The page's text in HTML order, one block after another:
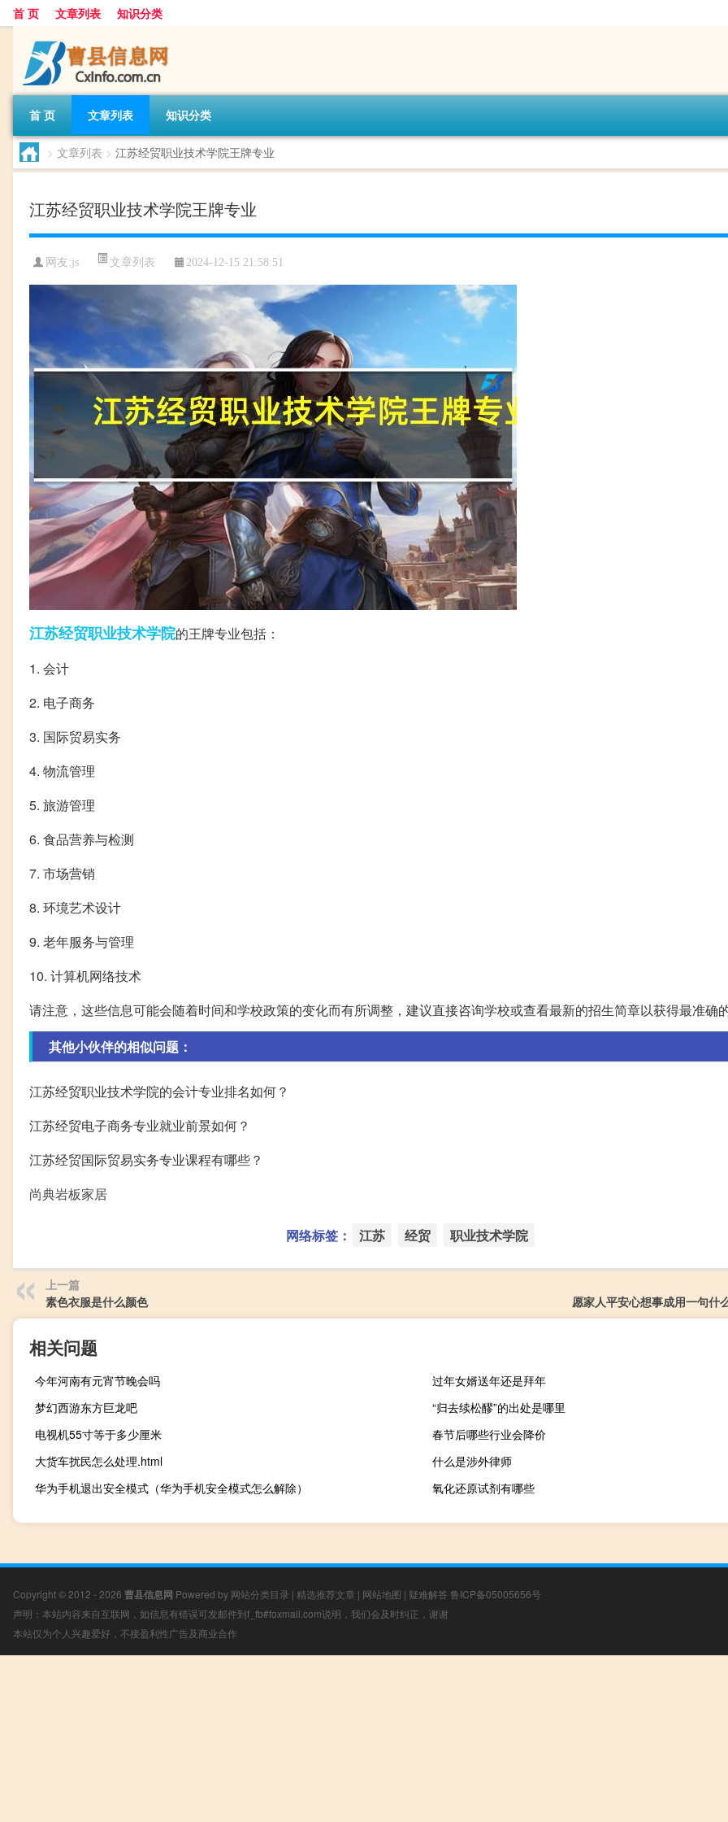
首 页 文章列表 知识分类
首 页 文章列表 知识分类
> 文章列表 > 江苏经贸职业技术学院王牌专业
江苏经贸职业技术学院王牌专业
网友:js 文章列表 2024-12-15 21:58:51
江苏经贸职业技术学院的王牌专业包括：
1. 会计
2. 电子商务
3. 国际贸易实务
4. 物流管理
5. 旅游管理
6. 食品营养与检测
7. 市场营销
8. 环境艺术设计
9. 老年服务与管理
10. 计算机网络技术
请注意，这些信息可能会随着时间和学校政策的变化而有所调整，建议直接咨询学校或查看最新的招生简章以获得最准确
其他小伙伴的相似问题：
江苏经贸职业技术学院的会计专业排名如何？
江苏经贸电子商务专业就业前景如何？
江苏经贸国际贸易实务专业课程有哪些？
尚典岩板家居
网络标签： 江苏 经贸 职业技术学院
上一篇
素色衣服是什么颜色
愿家人平安心想事成用一句什
相关问题
今年河南有元宵节晚会吗
过年女婿送年还是拜年
梦幻西游东方巨龙吧
“归去续松醪”的出处是哪里
电视机55寸等于多少厘米
春节后哪些行业会降价
大货车扰民怎么处理.html
什么是涉外律师
华为手机退出安全模式（华为手机安全模式怎么解除）
氧化还原试剂有哪些
Copyright © 2012 - 2026 曹县信息网 Powered by 网站分类目录 | 精选推荐文章 | 网站地图 | 疑难解答 鲁ICP备05005656号
声明：本站内容来自互联网，如信息有错误可发邮件到f_fb#foxmail.com说明，我们会及时纠正，谢谢
本站仅为个人兴趣爱好，不接盈利性广告及商业合作